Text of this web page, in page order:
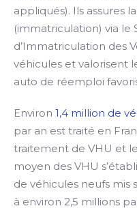
appliqués). Ils assures
(immatriculation) via le
d’Immatriculation des
véhicules et valorisent
auto de réemploi
Environ 1,4 million de
par an est traité en
traitement de VHU et
moyen des VHU
de véhicules neufs mis
à environ 2,5 millions